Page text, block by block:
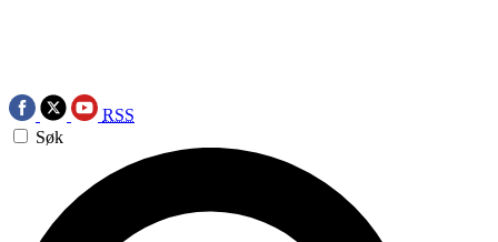
RSS
Søk